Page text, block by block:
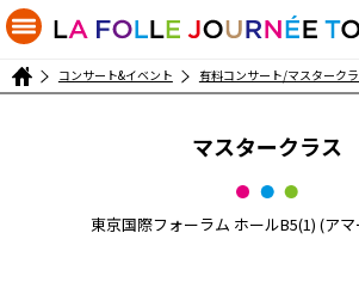
コンサート&イベント 有料コンサート/マスターク
マスタークラス
東京国際フォーラム ホールB5(1) (ア